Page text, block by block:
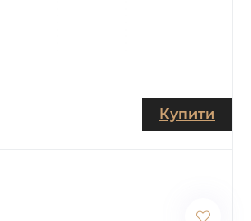
Купити